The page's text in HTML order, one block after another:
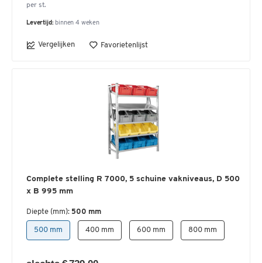
per st.
Levertijd: binnen 4 weken
Vergelijken Favorietenlijst
Complete stelling R 7000, 5 schuine vakniveaus, D 500
x B 995 mm
Diepte (mm): 500 mm
500 mm 400 mm 600 mm 800 mm